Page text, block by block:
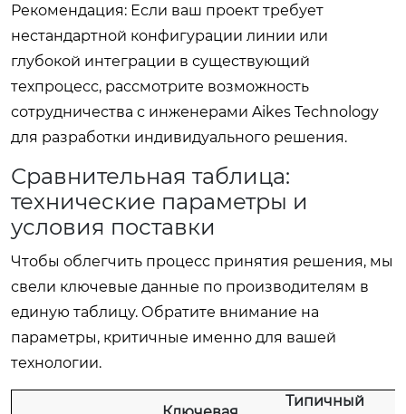
Рекомендация: Если ваш проект требует
нестандартной конфигурации линии или
глубокой интеграции в существующий
техпроцесс, рассмотрите возможность
сотрудничества с инженерами Aikes Technology
для разработки индивидуального решения.
Сравнительная таблица:
технические параметры и
условия поставки
Чтобы облегчить процесс принятия решения, мы
свели ключевые данные по производителям в
единую таблицу. Обратите внимание на
параметры, критичные именно для вашей
технологии.
Типичный